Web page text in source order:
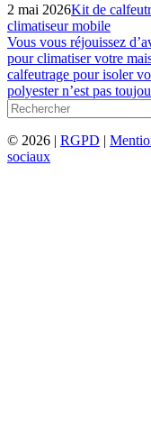
2 mai 2026Kit de
climatiseur mobile
Vous vous réjouissez
pour climatiser votre
calfeutrage pour isoler
polyester n’est pas
© 2026 | RGPD |
sociaux